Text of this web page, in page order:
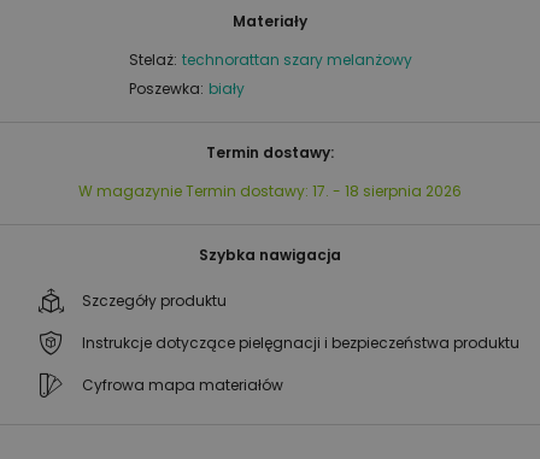
Materiały
Stelaż: technorattan szary melanżowy
Poszewka: biały
Termin dostawy:
W magazynieTermin dostawy: 17. - 18 sierpnia 2026
Szybka nawigacja
Szczegóły produktu
Instrukcje dotyczące pielęgnacji i bezpieczeństwa produktu
Cyfrowa mapa materiałów